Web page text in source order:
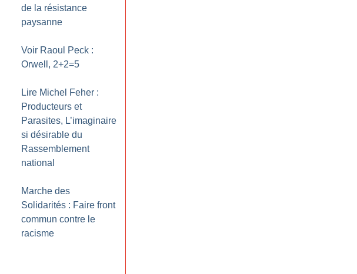
de la résistance
paysanne
Voir Raoul Peck :
Orwell, 2+2=5
Lire Michel Feher :
Producteurs et
Parasites, L’imaginaire
si désirable du
Rassemblement
national
Marche des
Solidarités : Faire front
commun contre le
racisme